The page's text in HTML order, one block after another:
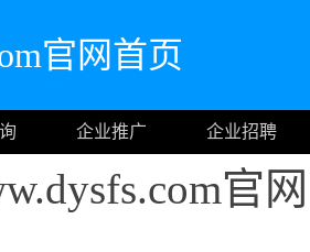
官网首页
企业推广 企业招聘
官